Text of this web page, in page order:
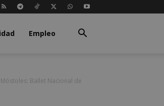
Empleo
Ballet Nacional de